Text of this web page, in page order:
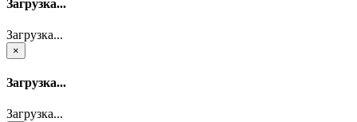
Загрузка...
Загрузка...
×
Загрузка...
Загрузка...